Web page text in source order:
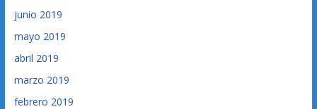
junio 2019
mayo 2019
abril 2019
marzo 2019
febrero 2019